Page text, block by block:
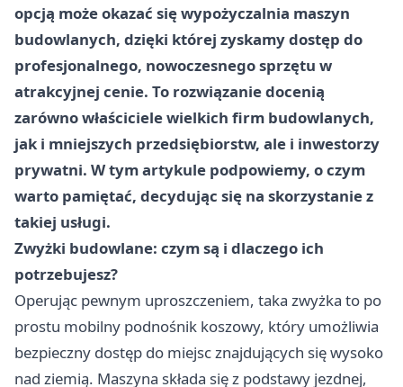
opcją może okazać się wypożyczalnia maszyn
budowlanych, dzięki której zyskamy dostęp do
profesjonalnego, nowoczesnego sprzętu w
atrakcyjnej cenie. To rozwiązanie docenią
zarówno właściciele wielkich firm budowlanych,
jak i mniejszych przedsiębiorstw, ale i inwestorzy
prywatni. W tym artykule podpowiemy, o czym
warto pamiętać, decydując się na skorzystanie z
takiej usługi.
Zwyżki budowlane: czym są i dlaczego ich
potrzebujesz?
Operując pewnym uproszczeniem, taka zwyżka to po
prostu mobilny podnośnik koszowy, który umożliwia
bezpieczny dostęp do miejsc znajdujących się wysoko
nad ziemią. Maszyna składa się z podstawy jezdnej,